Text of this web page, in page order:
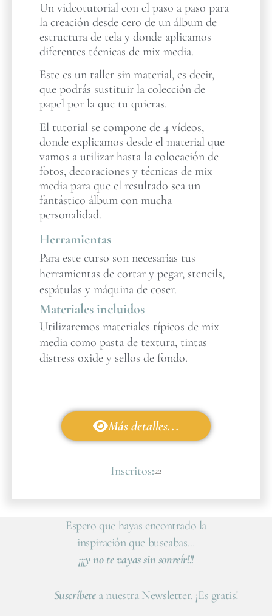
Un videotutorial con el paso a paso para
la creación desde cero de un álbum de
estructura de tela y donde aplicamos
diferentes técnicas de mix media.
Este es un taller sin material, es decir,
que podrás sustituir la colección de
papel por la que tu quieras.
El tutorial se compone de 4 vídeos,
donde explicamos desde el material que
vamos a utilizar hasta la colocación de
fotos, decoraciones y técnicas de mix
media para que el resultado sea un
fantástico álbum con mucha
personalidad.
Herramientas
Para este curso son necesarias tus
herramientas de cortar y pegar, stencils,
espátulas y máquina de coser.
Materiales incluidos
Utilizaremos materiales típicos de mix
media como pasta de textura, tintas
distress oxide y sellos de fondo.
Más detalles...
Inscritos:22
Espero que hayas encontrado la
inspiración que buscabas…
¡¡¡y no te vayas sin sonreír!!!
Suscríbetea nuestra Newsletter. ¡Es gratis!